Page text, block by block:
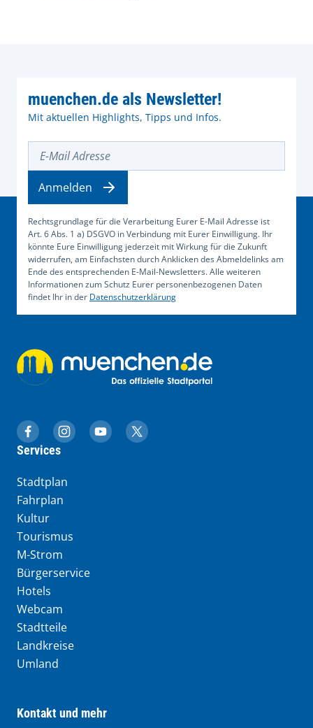
muenchen.de als Newsletter!
Mit aktuellen Highlights, Tipps und Infos.
Rechtsgrundlage für die Verarbeitung Eurer E-Mail Adresse ist
Art. 6 Abs. 1 a) DSGVO in Verbindung mit Eurer Einwilligung. Ihr
könnte Eure Einwilligung jederzeit mit Wirkung für die Zukunft
widerrufen, am Einfachsten durch Anklicken des Abmeldelinks am
Ende des entsprechenden E-Mail-Newsletters. Alle weiteren
Informationen zum Schutz Eurer personenbezogenen Daten
findet Ihr in der Datenschutzerklärung
Anmelden
muenchen.de auf Facebook
muenchen.de auf Instagram
muenchen.de auf YouTube
muenchen.de auf X
Services
Stadtplan
Fahrplan
Kultur
Tourismus
M-Strom
Bürgerservice
Hotels
Webcam
Stadtteile
Landkreise
Umland
Kontakt und mehr